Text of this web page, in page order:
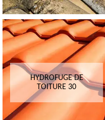
HYDROFUGE DE
TOITURE 30